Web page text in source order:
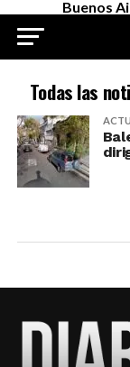
Buenos
Todas las